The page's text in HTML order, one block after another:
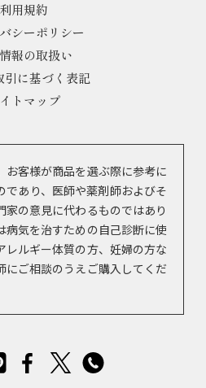
利用規約
シーポリシー
報の取扱い
引に基づく表記
トマップ
お客様が商品を選ぶ際に参考に
であり、医師や薬剤師およびそ
家の意見に代わるものではあり
病気を治すための自己診断に使
レルギー体質の方、妊婦の方な
にご相談のうえご購入してくだ